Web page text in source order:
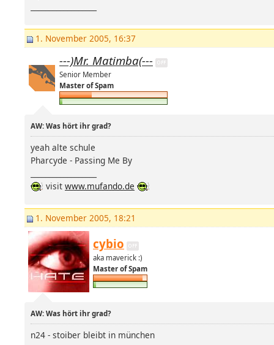
1. November 2005, 16:37
---)Mr. Matimba(---
Senior Member
Master of Spam
AW: Was hört ihr grad?
yeah alte schule
Pharcyde - Passing Me By
visit www.mufando.de
1. November 2005, 18:21
cybio
aka maverick :)
Master of Spam
AW: Was hört ihr grad?
n24 - stoiber bleibt in münchen